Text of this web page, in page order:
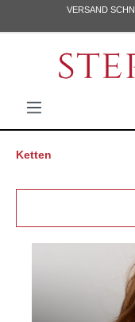
VERSAND
Ketten